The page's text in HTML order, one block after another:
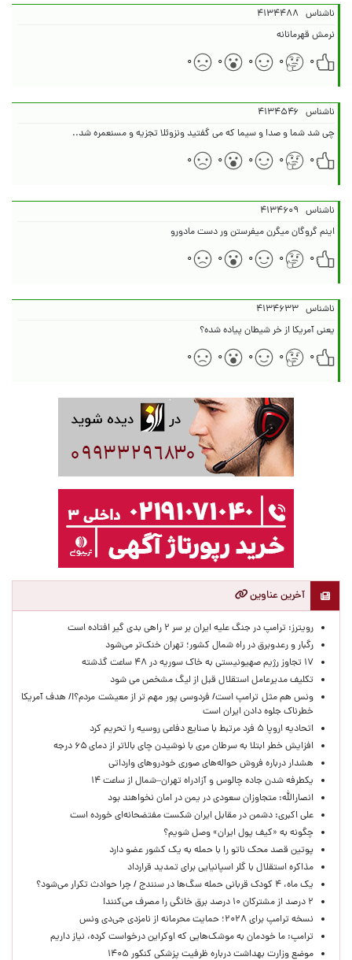
ناشناس ۴۱۳۴۴۸۸
نرمش قهرمانانه
۰
۰ ۰ ۰ ۰
ناشناس ۴۱۳۴۵۴۶
چی شد شما و صدا و سیما که می گفتید ونزوئلا تجزیه و مسنعمره شد..
۰
۰ ۰ ۰ ۰
ناشناس ۴۱۳۴۶۰۹
اینم گروگان میگرن میفرستن ور دست مادورو
۰
۰ ۰ ۰ ۰
ناشناس ۴۱۳۴۶۳۳
یعنی آمریکا از خر شیطان پیاده شده؟
۰
۰ ۰ ۰ ۰
آخرین عناوین
رویترز: ترامپ در جنگ علیه ایران بر سر ۲ راهی بدی گیر افتاده است
رگبار و رعدوبرق در راه شمال کشور؛ تهران خنک‌تر می‌شود
۱۷ تجاوز رژیم صهیونیستی به خاک سوریه در ۴۸ ساعت گذشته
تکلیف مدیرعامل استقلال قبل از لیگ مشخص می شود
ونس هم مثل ترامپ است/ فردوسی پور مهم تر از معیشت مردم؟!/ هدف آمریکا
خطرناک جلوه دادن ایران است
اتحادیه اروپا ۵ فرد مرتبط با صنایع دفاعی روسیه را تحریم کرد
افزایش خطر ابتلا به سرطان مری با نوشیدن چای بالاتر از دمای ۶۵ درجه
هشدار درباره فروش حواله‌های صوری خودروهای وارداتی
یکطرفه شدن جاده چالوس و آزادراه تهران–شمال از ساعت ۱۴
انصارالله: متجاوزان سعودی در یمن در امان نخواهند بود
علی اکبری: دشمن در مقابل ایران شکست مفتضحانه‌ای خورده است
چگونه به «کیف پول ایران» وصل شویم؟
پوتین قصد محک ناتو را با حمله به یک کشور عضو دارد
مذاکره استقلال با گلر اسپانیایی برای تمدید قرارداد
یک ماه، ۴ کودک قربانی حمله سگ‌ها در سنندج / چرا حوادث تکرار می‌شود؟
۲ درصد از مشترکان ۱۰ درصد برق خانگی را مصرف می‌کنند!
نسخه ترامپ برای ۲۰۲۸؛ حمایت محرمانه از نامزدی جی‌دی ونس
ترامپ: ما خودمان به موشک‌هایی که اوکراین درخواست کرده، نیاز داریم
موضع وزارت بهداشت درباره ظرفیت پزشکی کنکور ۱۴۰۵